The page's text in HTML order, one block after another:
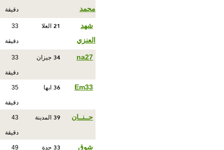
محمد
دقيقة
شهد
العنزي
21 العلا 33
دقيقة
na27
34 جيزان 33
دقيقة
Em33
36 ابها 35
دقيقة
حــنــان 39 المدينة 43
دقيقة
شوق 33 جدة 49